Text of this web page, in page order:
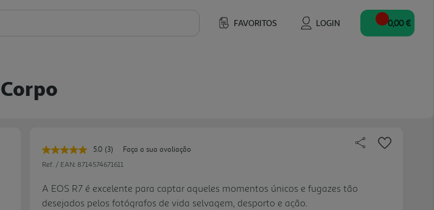
FAVORITOS LOGIN 0,00 €
5.0 Leu
3
Link
para
a
(3)
Faça a sua avaliação
Ref. / EAN: 8714574671611
A EOS R7 é excelente para captar aqueles momentos únicos e fugazes tão
desejados pelos fotógrafos de vida selvagem, desporto e ação.